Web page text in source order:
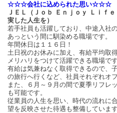
☆☆☆会社に込められた思い☆☆☆
ＪＥＬ（Ｊｏｂ Ｅｎｊｏｙ Ｌｉｆ
実した人生を）
若手社員も活躍しており、中途入社
あっという間に馴染める職場です。
年間休日は１１６日！
土日祝のお休みに加え、有給平均取
メリハリをつけて活躍できる職場です
有給は気兼ねなく取得できるので、
の旅行へ行くなど、社員それぞれオ
また、６月～９月の間で夏季リフレ
も可能です。
従業員の人生を思い、時代の流れに
望を反映させた待遇も整備しています